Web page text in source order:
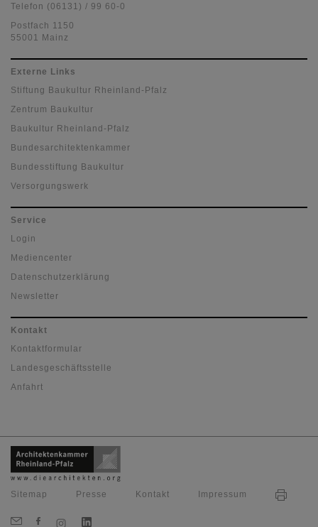
Telefon (06131) / 99 60-0
Postfach 1150
55001 Mainz
Externe Links
Stiftung Baukultur Rheinland-Pfalz
Zentrum Baukultur
Baukultur Rheinland-Pfalz
Bundesarchitektenkammer
Bundesstiftung Baukultur
Versorgungswerk
Service
Login
Mediencenter
Datenschutzerklärung
Newsletter
Kontakt
Kontaktformular
Landesgeschäftsstelle
Anfahrt
Sitemap Presse Kontakt Impressum